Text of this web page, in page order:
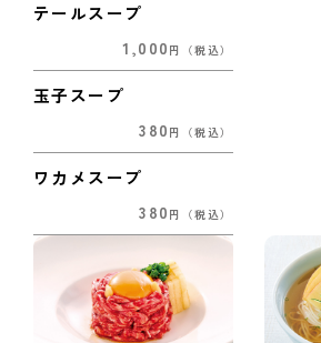
テールスープ
1,000 円 （税込）
玉子スープ
380 円 （税込）
ワカメスープ
380 円 （税込）